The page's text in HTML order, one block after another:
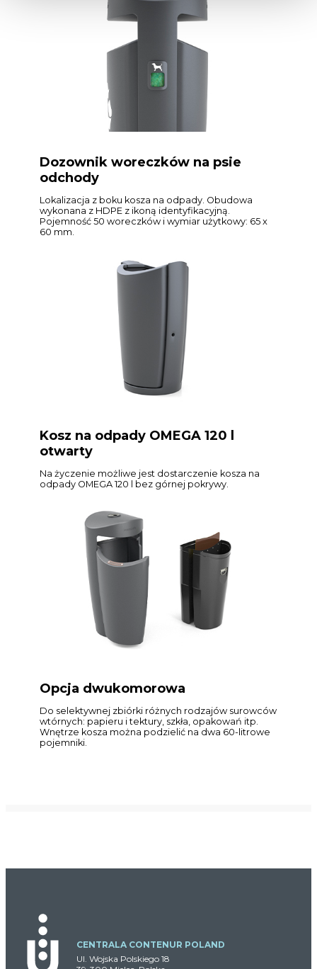
Dozownik woreczków na psie
odchody
Lokalizacja z boku kosza na odpady. Obudowa
wykonana z HDPE z ikoną identyfikacyjną.
Pojemność 50 woreczków i wymiar użytkowy: 65 x
60 mm.
Kosz na odpady OMEGA 120 l
otwarty
Na życzenie możliwe jest dostarczenie kosza na
odpady OMEGA 120 l bez górnej pokrywy.
Opcja dwukomorowa
Do selektywnej zbiórki różnych rodzajów surowców
wtórnych: papieru i tektury, szkła, opakowań itp.
Wnętrze kosza można podzielić na dwa 60-litrowe
pojemniki.
CENTRALA CONTENUR POLAND
Ul. Wojska Polskiego 18